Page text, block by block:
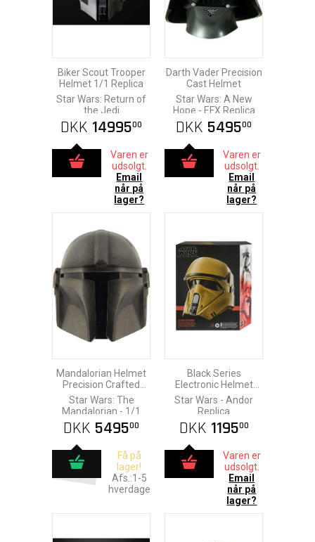
Biker Scout Trooper
Helmet 1/1 Replica
Star Wars: Return of
the Jedi
DKK 1499500
Varen er
udsolgt.
Email
når på
lager?
Darth Vader Precision
Cast Helmet
Star Wars: A New
Hope - EFX Replica
DKK 549500
Varen er
udsolgt.
Email
når på
lager?
Mandalorian Helmet
Precision Crafted
Replica
Star Wars: The
Mandalorian - 1/1
Prop
DKK 549500
Få på
lager!
Afs.:1-5
hverdage
Black Series
Electronic Helmet
Shoretrooper
Star Wars - Andor
Replica
DKK 119500
Varen er
udsolgt.
Email
når på
lager?